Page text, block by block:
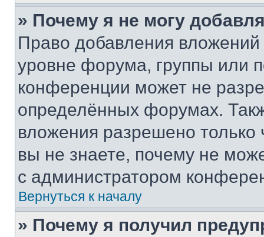
» Почему я не могу
Право добавления
уровне форума, группы или
конференции может не
определённых форумах.
вложения разрешено
вы не знаете, почему не
с администратором
Вернуться к началу
» Почему я получил